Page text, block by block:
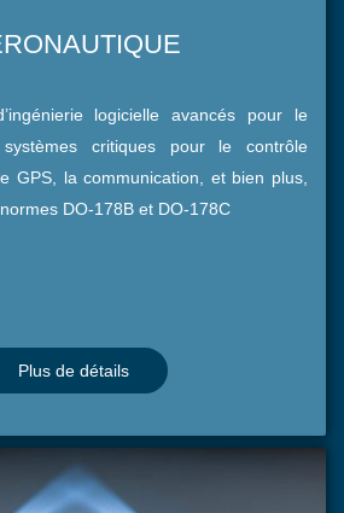
logicielle avancés pour le
critiques pour le contrôle
GPS, la communication, et bien plus,
DO-178B et DO-178C
Plus de détails